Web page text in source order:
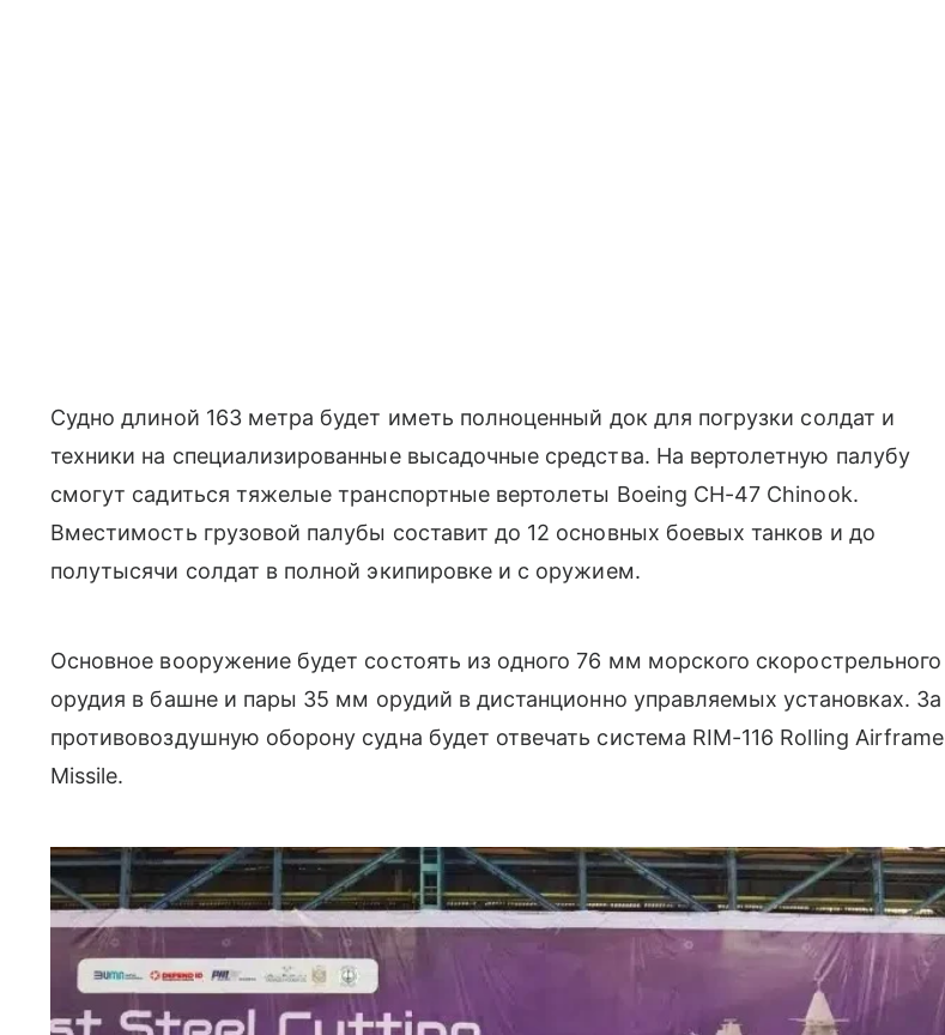
Судно длиной 163 метра будет иметь полноценный док для погрузки солдат и
техники на специализированные высадочные средства. На вертолетную палубу
смогут садиться тяжелые транспортные вертолеты Boeing CH-47 Chinook.
Вместимость грузовой палубы составит до 12 основных боевых танков и до
полутысячи солдат в полной экипировке и с оружием.
Основное вооружение будет состоять из одного 76 мм морского скорострельного
орудия в башне и пары 35 мм орудий в дистанционно управляемых установках. За
противовоздушную оборону судна будет отвечать система RIM-116 Rolling Airframe
Missile.